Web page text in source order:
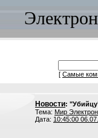
[ Самые
Новости:
Тема: Мир
Дата: 10:45:00